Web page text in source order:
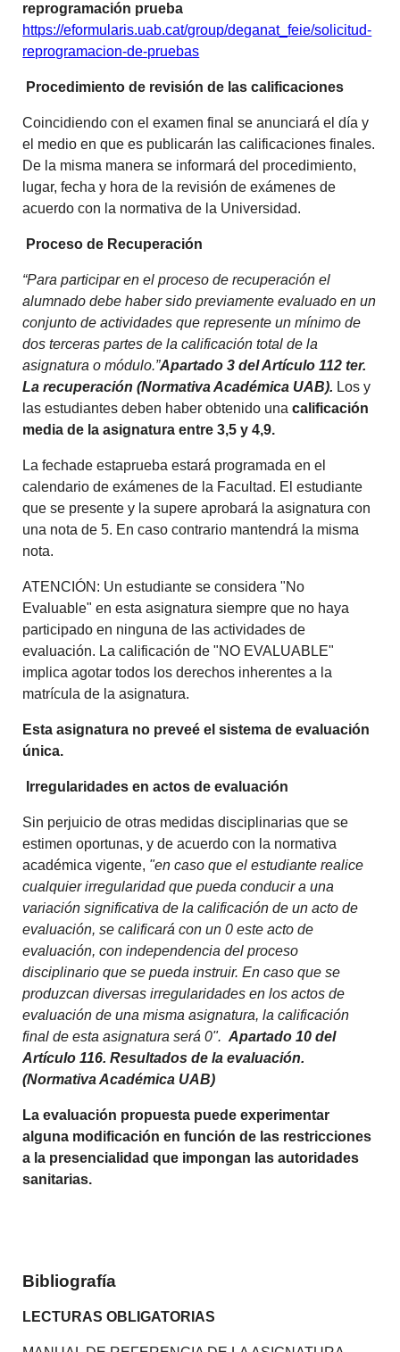
reprogramación prueba
https://eformularis.uab.cat/group/deganat_feie/solicitud-
reprogramacion-de-pruebas
Procedimiento de revisión de las calificaciones
Coincidiendo con el examen final se anunciará el día y
el medio en que es publicarán las calificaciones finales.
De la misma manera se informará del procedimiento,
lugar, fecha y hora de la revisión de exámenes de
acuerdo con la normativa de la Universidad.
Proceso de Recuperación
“Para participar en el proceso de recuperación el
alumnado debe haber sido previamente evaluado en un
conjunto de actividades que represente un mínimo de
dos terceras partes de la calificación total de la
asignatura o módulo.”Apartado 3 del Artículo 112 ter.
La recuperación (Normativa Académica UAB). Los y
las estudiantes deben haber obtenido unacalificación
media de la asignatura entre 3,5 y 4,9.
La fechade estaprueba estará programada en el
calendario de exámenes de la Facultad. El estudiante
que se presente y la supere aprobará la asignatura con
una nota de 5. En caso contrario mantendrá la misma
nota.
ATENCIÓN: Un estudiante se considera "No
Evaluable" en esta asignatura siempre que no haya
participado en ninguna de las actividades de
evaluación. La calificación de "NO EVALUABLE"
implica agotar todos los derechos inherentes a la
matrícula de la asignatura.
Esta asignatura no preveé el sistema de evaluación
única.
Irregularidades en actos de evaluación
Sin perjuicio de otras medidas disciplinarias que se
estimen oportunas, y de acuerdo con la normativa
académica vigente, "en caso que el estudiante realice
cualquier irregularidad que pueda conducir a una
variación significativa de la calificación de un acto de
evaluación, se calificará con un 0 este acto de
evaluación, con independencia del proceso
disciplinario que se pueda instruir. En caso que se
produzcan diversas irregularidades en los actos de
evaluación de una misma asignatura, la calificación
final de esta asignatura será 0".Apartado 10 del
Artículo 116. Resultados de la evaluación.
(Normativa Académica UAB)
La evaluación propuesta puede experimentar
alguna modificación en función de las restricciones
a la presencialidad que impongan las autoridades
sanitarias.
Bibliografía
LECTURAS OBLIGATORIAS